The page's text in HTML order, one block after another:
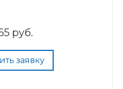
руб.
заявку